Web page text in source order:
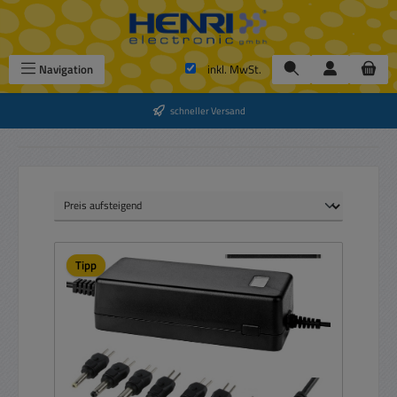
Zum Hauptinhalt springen
Navigation inkl. MwSt.
schneller Versand
Tipp